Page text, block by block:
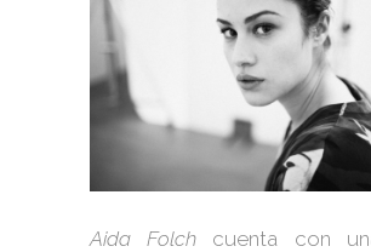
Aida Folch cuenta con